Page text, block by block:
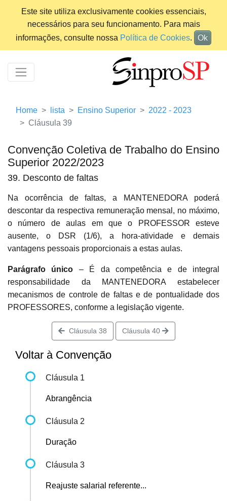
Este site utiliza exclusivamente cookies essenciais,
necessários para seu funcionamento. Para mais
informações, consulte nossa Política de Cookies. Ok
Home lista Ensino Superior
2022 - 2023
Cláusula 39
Convenção Coletiva de Trabalho do Ensino
Superior 2022/2023
39. Desconto de faltas
Na ocorrência de faltas, a MANTENEDORA poderá
descontar da respectiva remuneração mensal, no máximo,
o número de aulas em que o PROFESSOR esteve
ausente, o DSR (1/6), a hora-atividade e demais
vantagens pessoais proporcionais a estas aulas.
Parágrafo único – É da competência e de integral
responsabilidade da MANTENEDORA estabelecer
mecanismos de controle de faltas e de pontualidade dos
PROFESSORES, conforme a legislação vigente.
Cláusula 38 Cláusula 40
Voltar à Convenção
Cláusula 1
Abrangência
Cláusula 2
Duração
Cláusula 3
Reajuste salarial referente...